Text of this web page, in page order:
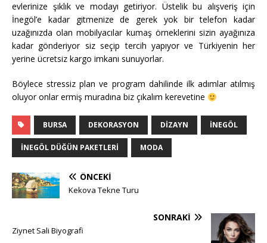
evlerinize şıklık ve modayı getiriyor. Üstelik bu alışveriş için
İnegöl’e kadar gitmenize de gerek yok bir telefon kadar
uzağınızda olan mobilyacılar kumaş örneklerini sizin ayağınıza
kadar gönderiyor siz seçip tercih yapıyor ve Türkiyenin her
yerine ücretsiz kargo imkanı sunuyorlar.
Böylece stressiz plan ve program dahilinde ilk adımlar atılmış
oluyor onlar ermiş muradına biz çıkalım kerevetine
BURSA DEKORASYON DIZAYN İNEGÖL
INEGÖL DÜĞÜN PAKETLERI MODA
ÖNCEKI
Kekova Tekne Turu
SONRAKI
Ziynet Sali Biyografi